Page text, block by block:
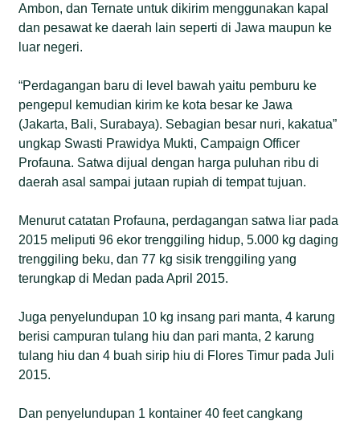
Ambon, dan Ternate untuk dikirim menggunakan kapal
dan pesawat ke daerah lain seperti di Jawa maupun ke
luar negeri.
“Perdagangan baru di level bawah yaitu pemburu ke
pengepul kemudian kirim ke kota besar ke Jawa
(Jakarta, Bali, Surabaya). Sebagian besar nuri, kakatua”
ungkap Swasti Prawidya Mukti, Campaign Officer
Profauna. Satwa dijual dengan harga puluhan ribu di
daerah asal sampai jutaan rupiah di tempat tujuan.
Menurut catatan Profauna, perdagangan satwa liar pada
2015 meliputi 96 ekor trenggiling hidup, 5.000 kg daging
trenggiling beku, dan 77 kg sisik trenggiling yang
terungkap di Medan pada April 2015.
Juga penyelundupan 10 kg insang pari manta, 4 karung
berisi campuran tulang hiu dan pari manta, 2 karung
tulang hiu dan 4 buah sirip hiu di Flores Timur pada Juli
2015.
Dan penyelundupan 1 kontainer 40 feet cangkang